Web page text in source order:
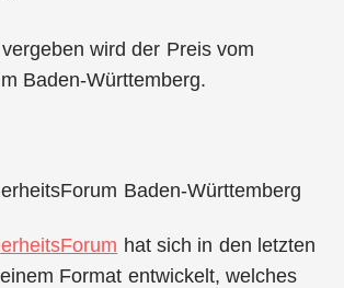
wird der Preis vom
Baden-Württemberg.
Baden-Württemberg
hat sich in den letzten
Format entwickelt, welches